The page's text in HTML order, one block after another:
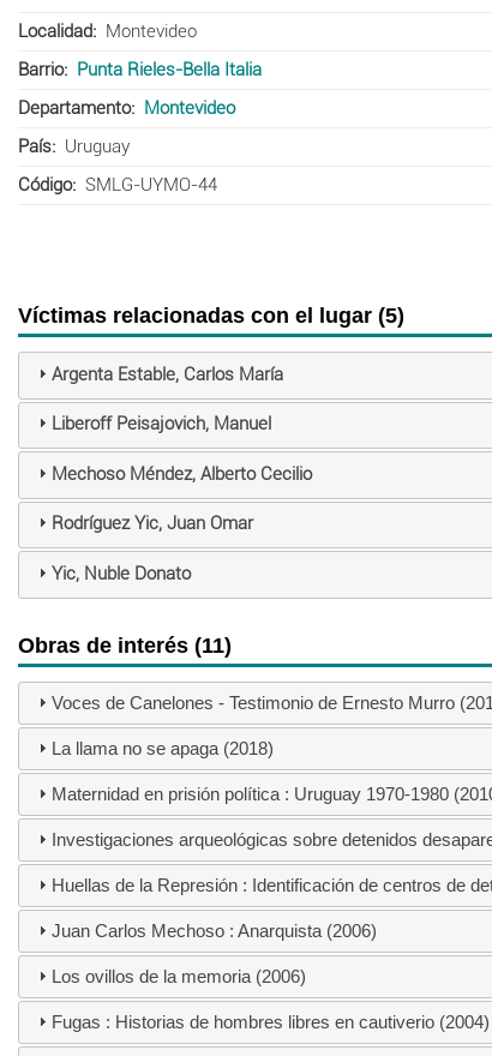
Localidad
Montevideo
Barrio
Punta Rieles-Bella Italia
Departamento
Montevideo
País
Uruguay
Código
SMLG-UYMO-44
Víctimas relacionadas con el lugar (5)
Argenta Estable, Carlos María
Liberoff Peisajovich, Manuel
Mechoso Méndez, Alberto Cecilio
Rodríguez Yic, Juan Omar
Yic, Nuble Donato
Obras de interés (11)
Voces de Canelones - Testimonio de Ernesto Murro
La llama no se apaga (2018)
Maternidad en prisión política : Uruguay 1970-1980
Investigaciones arqueológicas sobre detenidos
Huellas de la Represión : Identificación de centros de
Juan Carlos Mechoso : Anarquista (2006)
Los ovillos de la memoria (2006)
Fugas : Historias de hombres libres en cautiverio (2004)